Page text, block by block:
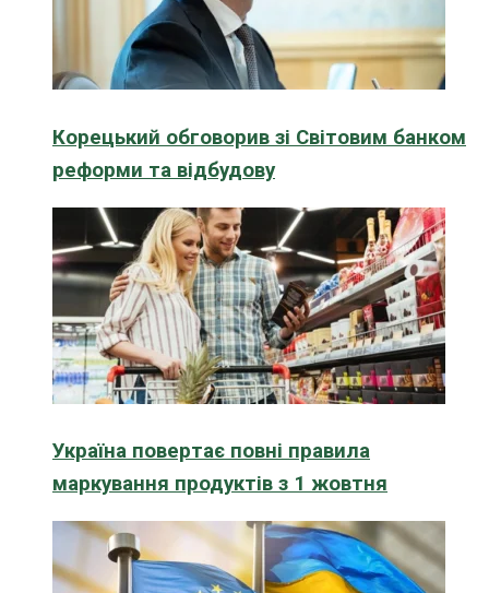
Корецький обговорив зі Світовим банком
реформи та відбудову
Україна повертає повні правила
маркування продуктів з 1 жовтня